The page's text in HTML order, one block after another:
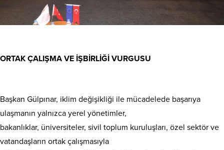
ORTAK ÇALIŞMA VE İŞBİRLİĞİ VURGUSU
Başkan Gülpınar, iklim değişikliği ile mücadelede başarıya
ulaşmanın yalnızca yerel yönetimler,
bakanlıklar, üniversiteler, sivil toplum kuruluşları, özel sektör ve
vatandaşların ortak çalışmasıyla